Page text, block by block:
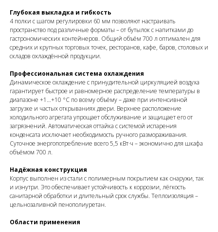
Глубокая выкладка и гибкость
4 полки с шагом регулировки 60 мм позволяют настраивать
пространство под различные форматы – от бутылок с напитками до
гастрономических контейнеров. Общий объём 700 л оптимален для
средних и крупных торговых точек, ресторанов, кафе, баров, столовых и
складов охлаждённой продукции.
Профессиональная система охлаждения
Динамическое охлаждение с принудительной циркуляцией воздуха
гарантирует быстрое и равномерное распределение температуры в
диапазоне +1…+10 °C по всему объёму – даже при интенсивной
загрузке и частых открываниях двери. Верхнее расположение
холодильного агрегата упрощает обслуживание и защищает его от
загрязнений. Автоматическая оттайка с системой испарения
конденсата исключает необходимость ручного размораживания.
Суточное энергопотребление всего 5,5 кВт·ч – экономично для шкафа
объёмом 700 л.
Надёжная конструкция
Корпус выполнен из стали с полимерным покрытием как снаружи, так
и изнутри. Это обеспечивает устойчивость к коррозии, лёгкость
санитарной обработки и длительный срок службы. Теплоизоляция –
цельнозаливной пенополиуретан.
Области применения